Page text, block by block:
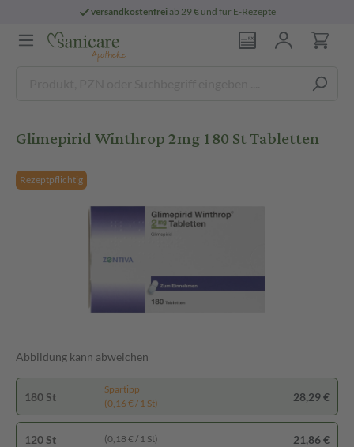
versandkostenfreiab 29 € und für E-Rezepte
Glimepirid Winthrop 2mg 180 St Tabletten
Rezeptpflichtig
Abbildung kann abweichen
180 St
Spartipp
(0,16 € / 1 St)
28,29 €
120 St (0,18 € / 1 St) 21,86 €